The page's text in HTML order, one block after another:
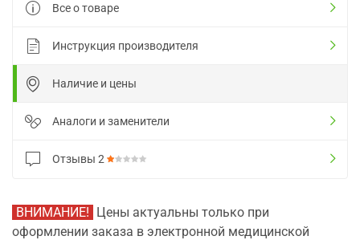
Все о товаре
Инструкция производителя
Наличие и цены
Аналоги и заменители
Отзывы 2
ВНИМАНИЕ! Цены актуальны только при
оформлении заказа в электронной медицинской